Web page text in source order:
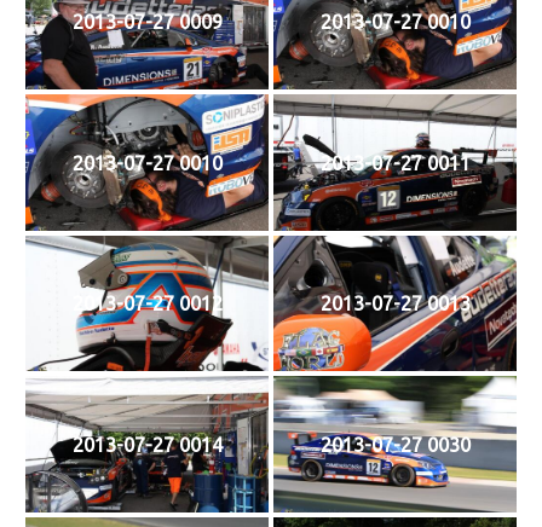
2013-07-27 0009 2013-07-27 0010
2013-07-27 0010 2013-07-27 0011
2013-07-27 0012 2013-07-27 0013
2013-07-27 0014 2013-07-27 0030